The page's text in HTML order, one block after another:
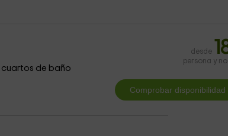
1 cuartos de baño
desde
persona y